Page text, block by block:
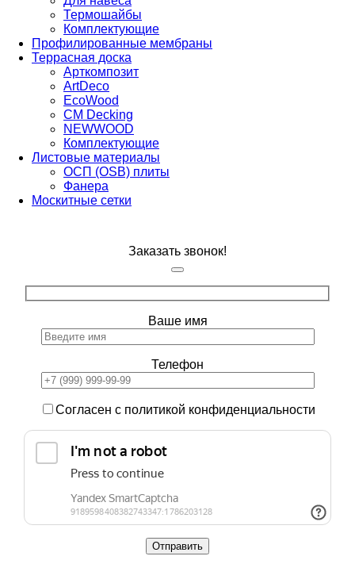
Термошайбы
Комплектующие
Профилированные мембраны
Террасная доска
Арткомпозит
ArtDeco
EcoWood
CM Decking
NEWWOOD
Комплектующие
Листовые материалы
ОСП (OSB) плиты
Фанера
Москитные сетки
Заказать звонок!
Ваше имя
Телефон
Согласен с политикой конфиденциальности